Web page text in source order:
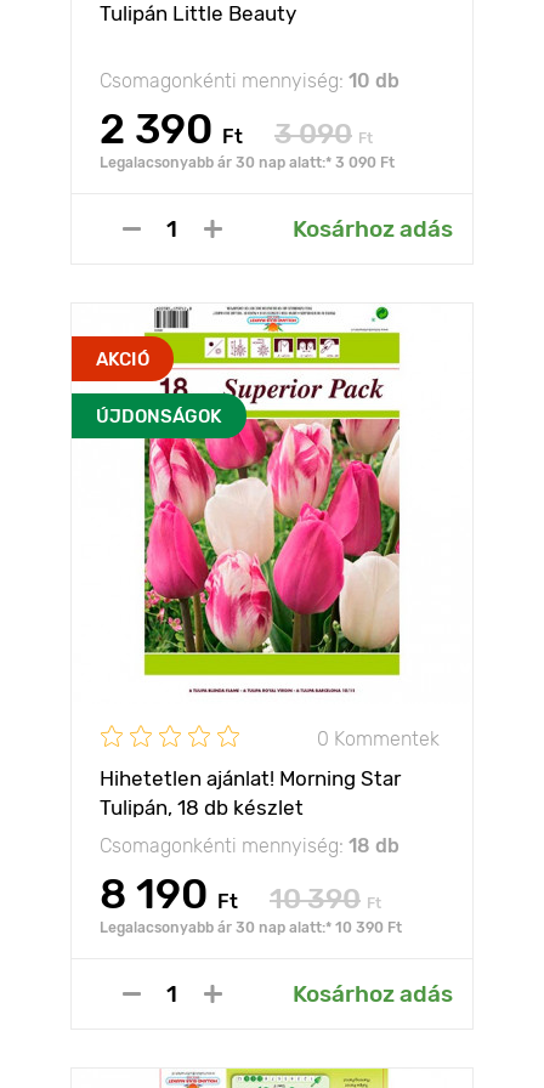
Tulipán Little Beauty
Csomagonkénti mennyiség: 10 db
2 390 Ft 3 090 Ft
Legalacsonyabb ár 30 nap alatt:* 3 090 Ft
Kosárhoz adás
AKCIÓ
ÚJDONSÁGOK
0 Kommentek
Hihetetlen ajánlat! Morning Star
Tulipán, 18 db készlet
Csomagonkénti mennyiség: 18 db
8 190 Ft 10 390 Ft
Legalacsonyabb ár 30 nap alatt:* 10 390 Ft
Kosárhoz adás